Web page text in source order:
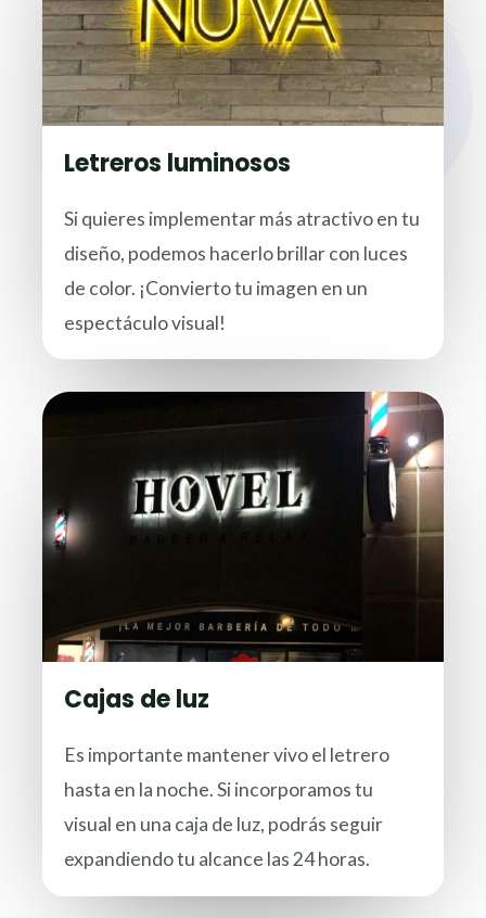
Letreros luminosos
Si quieres implementar más atractivo en tu
diseño, podemos hacerlo brillar con luces
de color. ¡Convierto tu imagen en un
espectáculo visual!
Cajas de luz
Es importante mantener vivo el letrero
hasta en la noche. Si incorporamos tu
visual en una caja de luz, podrás seguir
expandiendo tu alcance las 24 horas.